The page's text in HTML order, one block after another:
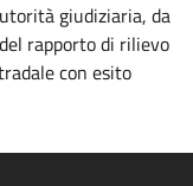
giudiziaria, da
rapporto di rilievo
con esito